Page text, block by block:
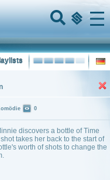
Menu
discovers a bottle of Time
takes her back to the start of
worth of shots to change the
0